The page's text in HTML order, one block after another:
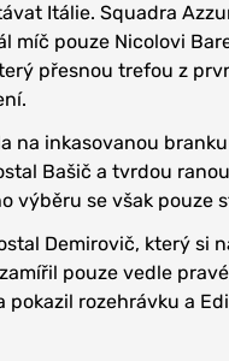
Itálie. Squadra
míč pouze Nicolovi
přesnou trefou z
na inkasovanou
Bašič a tvrdou
výběru se však pouze
Demirovič, který si
pouze vedle
rozehrávku a